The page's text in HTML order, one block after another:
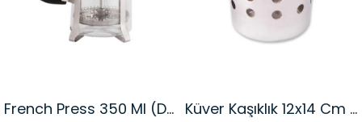
French Press 350 Ml (DÜZ-350D) Küver Kaşıklık 12x14 Cm (KUV-14)